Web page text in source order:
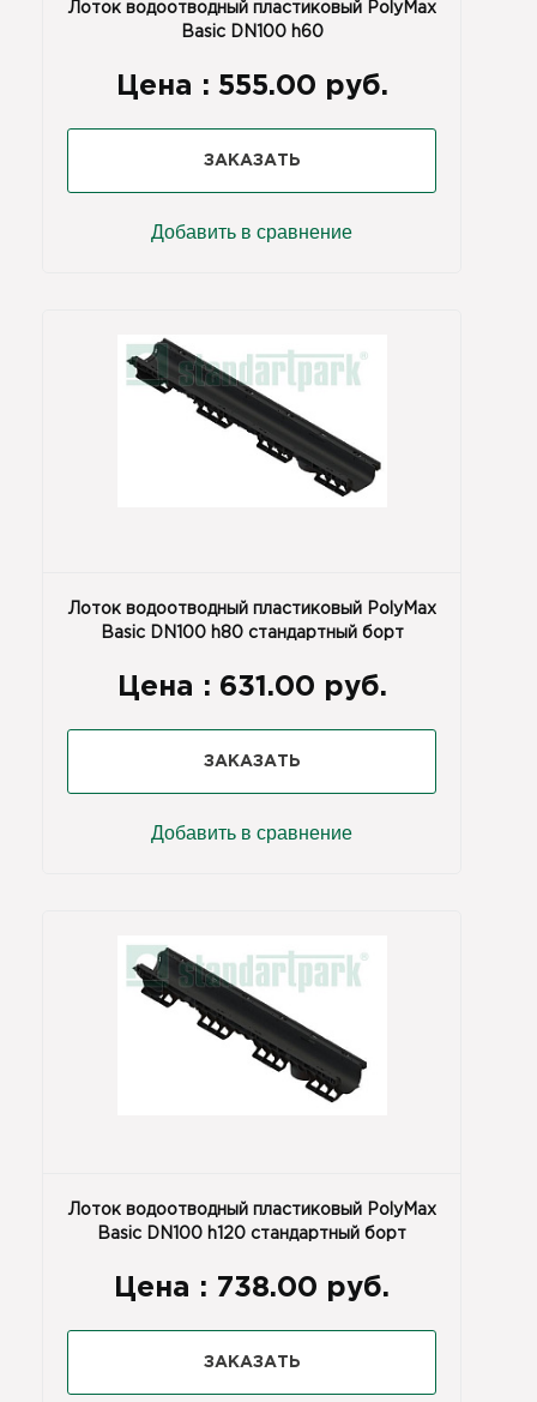
Лоток водоотводный пластиковый PolyMax
Basic DN100 h60
Цена : 555.00 руб.
ЗАКАЗАТЬ
Добавить в сравнение
Лоток водоотводный пластиковый PolyMax
Basic DN100 h80 стандартный борт
Цена : 631.00 руб.
ЗАКАЗАТЬ
Добавить в сравнение
Лоток водоотводный пластиковый PolyMax
Basic DN100 h120 стандартный борт
Цена : 738.00 руб.
ЗАКАЗАТЬ